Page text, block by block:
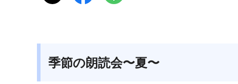
季節の朗読会〜夏〜